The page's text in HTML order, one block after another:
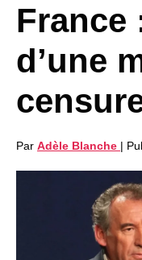
France
d’une
Par Adèle Blanche |